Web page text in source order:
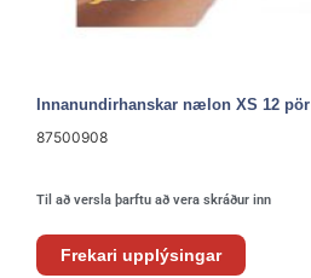
Innanundirhanskar nælon XS 12 pör
87500908
Til að versla þarftu að vera skráður inn
Frekari upplýsingar